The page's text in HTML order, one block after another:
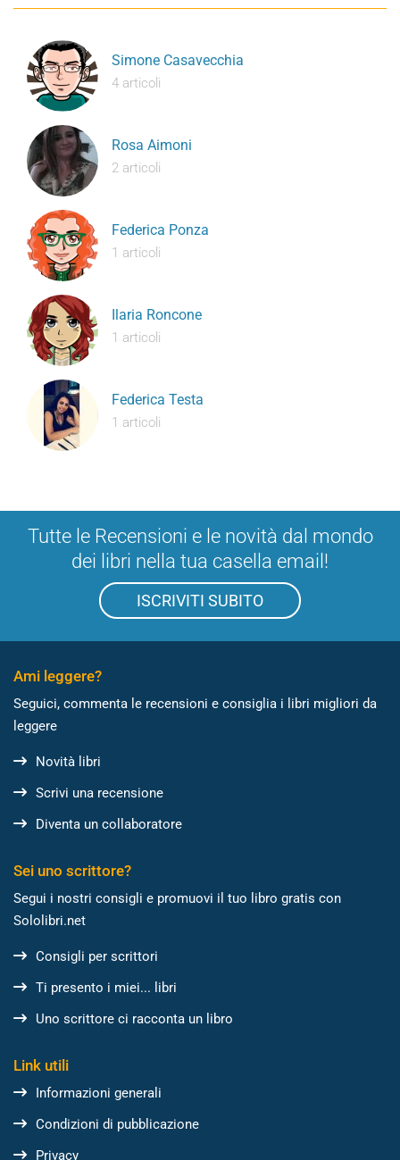
Simone Casavecchia
4 articoli
Rosa Aimoni
2 articoli
Federica Ponza
1 articoli
Ilaria Roncone
1 articoli
Federica Testa
1 articoli
Tutte le Recensioni e le novità dal mondo
dei libri nella tua casella email!
ISCRIVITI SUBITO
Ami leggere?
Seguici, commenta le recensioni e consiglia i libri migliori da
leggere
Novità libri
Scrivi una recensione
Diventa un collaboratore
Sei uno scrittore?
Segui i nostri consigli e promuovi il tuo libro gratis con
Sololibri.net
Consigli per scrittori
Ti presento i miei... libri
Uno scrittore ci racconta un libro
Link utili
Informazioni generali
Condizioni di pubblicazione
Privacy